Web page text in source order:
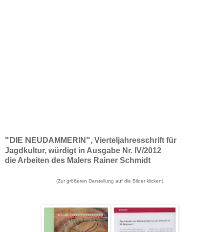
"D IE N EUDAMMERIN ", Vierteljahresschrift für
Jagdkultur, würdigt in Ausgabe Nr. IV/2012
die Arbeiten des Malers Rainer Schmidt
(Zur größeren Darstellung auf die Bilder klicken)